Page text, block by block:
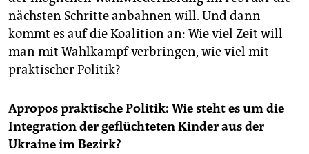
nächsten Schritte anbahnen will. Und dann
kommt es auf die Koalition an: Wie viel Zeit will
man mit Wahlkampf verbringen, wie viel mit
praktischer Politik?
Apropos praktische Politik: Wie steht es um die
Integration der geflüchteten Kinder aus der
Ukraine im Bezirk?